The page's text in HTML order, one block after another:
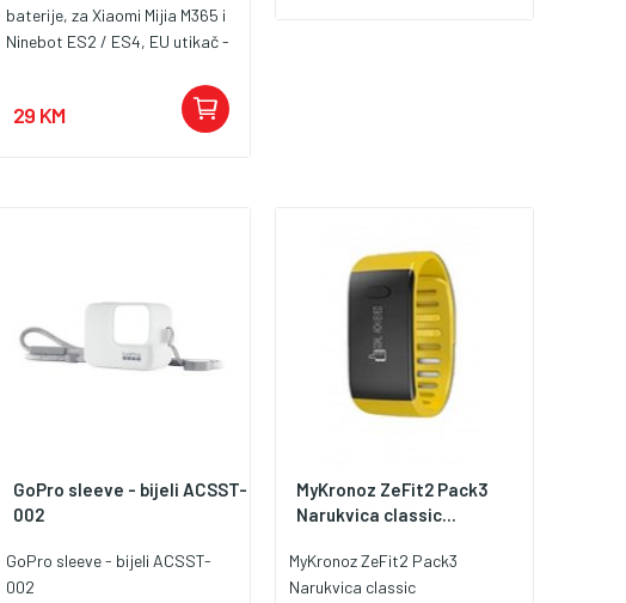
baterije, za Xiaomi Mijia M365 i
Ninebot ES2 / ES4, EU utikač -
- Pogodano za Xiaomi Mijia
M365 & Ninebot ES2 / ES4 -
Dimenzije 17 x 6 x 3.2 cm
29 KM
GoPro sleeve - bijeli ACSST-
002
GoPro sleeve - bijeli ACSST-
002
MyKronoz ZeFit2 Pack3
Narukvica classic...
MyKronoz ZeFit2 Pack3
Narukvica classic